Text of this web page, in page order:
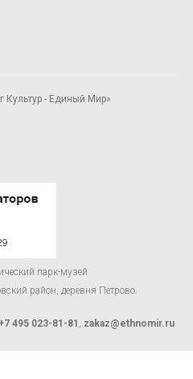
Культур - Единый Мир»
парк-музей
район, деревня Петрово.
+7 495 023-81-81 zakaz@ethnomir.ru